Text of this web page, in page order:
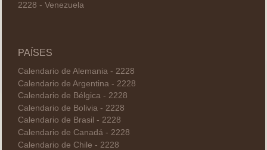
2228 - Venezuela
PAÍSES
Calendario de Alemania - 2228
Calendario de Argentina - 2228
Calendario de Bélgica - 2228
Calendario de Bolivia - 2228
Calendario de Brasil - 2228
Calendario de Canadá - 2228
Calendario de Chile - 2228